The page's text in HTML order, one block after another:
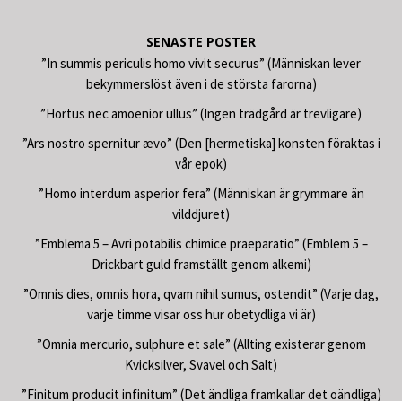
SENASTE POSTER
”In summis periculis homo vivit securus” (Människan lever
bekymmerslöst även i de största farorna)
”Hortus nec amoenior ullus” (Ingen trädgård är trevligare)
”Ars nostro spernitur ævo” (Den [hermetiska] konsten föraktas i
vår epok)
”Homo interdum asperior fera” (Människan är grymmare än
vilddjuret)
”Emblema 5 – Avri potabilis chimice praeparatio” (Emblem 5 –
Drickbart guld framställt genom alkemi)
”Omnis dies, omnis hora, qvam nihil sumus, ostendit” (Varje dag,
varje timme visar oss hur obetydliga vi är)
”Omnia mercurio, sulphure et sale” (Allting existerar genom
Kvicksilver, Svavel och Salt)
”Finitum producit infinitum” (Det ändliga framkallar det oändliga)